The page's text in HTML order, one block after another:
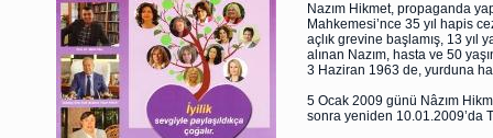
Nazım Hikmet, propaganda
Mahkemesi’nce 35 yıl hapis
açlık grevine başlamış, 13 yıl
alınan Nazım, hasta ve 50
3 Haziran 1963 de, yurduna
5 Ocak 2009 günü Nâzım
sonra yeniden 10.01.2009’da